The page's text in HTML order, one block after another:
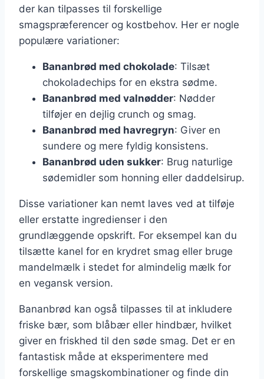
der kan tilpasses til forskellige
smagspræferencer og kostbehov. Her er nogle
populære variationer:
Bananbrød med chokolade: Tilsæt
chokoladechips for en ekstra sødme.
Bananbrød med valnødder: Nødder
tilføjer en dejlig crunch og smag.
Bananbrød med havregryn: Giver en
sundere og mere fyldig konsistens.
Bananbrød uden sukker: Brug naturlige
sødemidler som honning eller daddelsirup.
Disse variationer kan nemt laves ved at tilføje
eller erstatte ingredienser i den
grundlæggende opskrift. For eksempel kan du
tilsætte kanel for en krydret smag eller bruge
mandelmælk i stedet for almindelig mælk for
en vegansk version.
Bananbrød kan også tilpasses til at inkludere
friske bær, som blåbær eller hindbær, hvilket
giver en friskhed til den søde smag. Det er en
fantastisk måde at eksperimentere med
forskellige smagskombinationer og finde din